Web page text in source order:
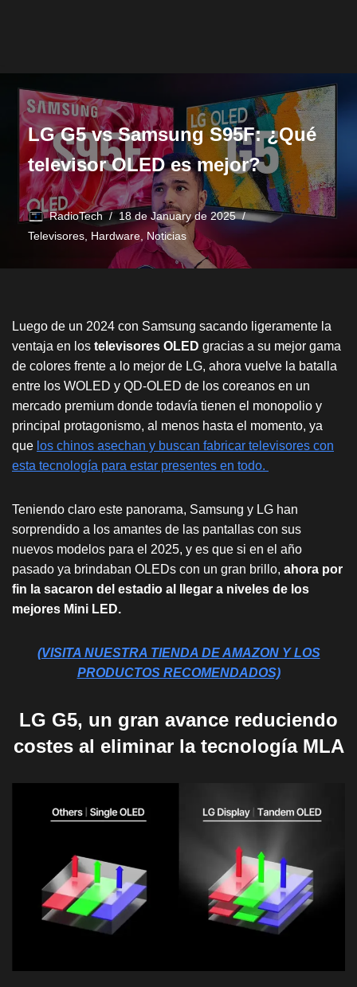
LG G5 vs Samsung S95F: ¿Qué
televisor OLED es mejor?
RadioTech
18 de January de 2025
Televisores, Hardware, Noticias
Luego de un 2024 con Samsung sacando ligeramente la
ventaja en los televisores OLED gracias a su mejor gama
de colores frente a lo mejor de LG, ahora vuelve la batalla
entre los WOLED y QD-OLED de los coreanos en un
mercado premium donde todavía tienen el monopolio y
principal protagonismo, al menos hasta el momento, ya
que los chinos asechan y buscan fabricar televisores con
esta tecnología para estar presentes en todo.
Teniendo claro este panorama, Samsung y LG han
sorprendido a los amantes de las pantallas con sus
nuevos modelos para el 2025, y es que si en el año
pasado ya brindaban OLEDs con un gran brillo, ahora por
fin la sacaron del estadio al llegar a niveles de los
mejores Mini LED.
(VISITA NUESTRA TIENDA DE AMAZON Y LOS
PRODUCTOS RECOMENDADOS)
LG G5, un gran avance reduciendo
costes al eliminar la tecnología MLA